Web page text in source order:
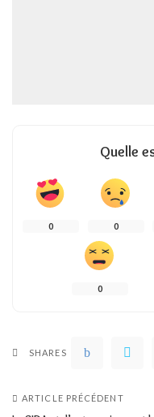
Quelle
0 0
0
SHARES
ARTICLE PRÉCÉDENT